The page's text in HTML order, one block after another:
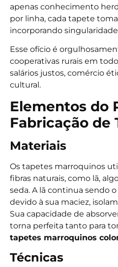
apenas conhecimento
por linha, cada tapete
incorporando
Esse ofício é
cooperativas rurais em
salários justos, comércio
cultural.
Elementos do
Fabricação de
Materiais
Os tapetes marroquinos
fibras naturais, como lã,
seda. A lã continua sendo
devido à sua maciez,
Sua capacidade de
torna perfeita tanto para
tapetes marroquinos
Técnicas